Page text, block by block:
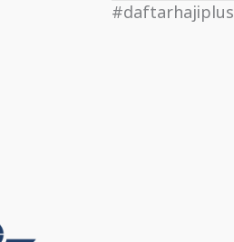
#daftarhajiplus